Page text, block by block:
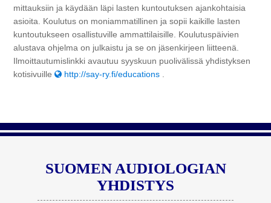
mittauksiin ja käydään läpi lasten kuntoutuksen ajankohtaisia
asioita. Koulutus on moniammatillinen ja sopii kaikille lasten
kuntoutukseen osallistuville ammattilaisille. Koulutuspäivien
alustava ohjelma on julkaistu ja se on jäsenkirjeen liitteenä.
Ilmoittautumislinkki avautuu syyskuun puolivälissä yhdistyksen
kotisivuille
http://say-ry.fi/educations
SUOMEN AUDIOLOGIAN
YHDISTYS